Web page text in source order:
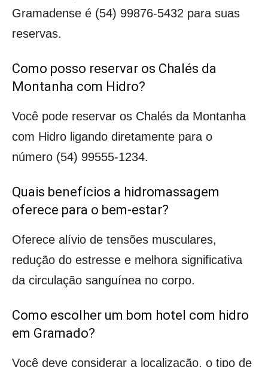
Gramadense é (54) 99876-5432 para suas
reservas.
Como posso reservar os Chalés da
Montanha com Hidro?
Você pode reservar os Chalés da Montanha
com Hidro ligando diretamente para o
número (54) 99555-1234.
Quais benefícios a hidromassagem
oferece para o bem-estar?
Oferece alívio de tensões musculares,
redução do estresse e melhora significativa
da circulação sanguínea no corpo.
Como escolher um bom hotel com hidro
em Gramado?
Você deve considerar a localização, o tipo de